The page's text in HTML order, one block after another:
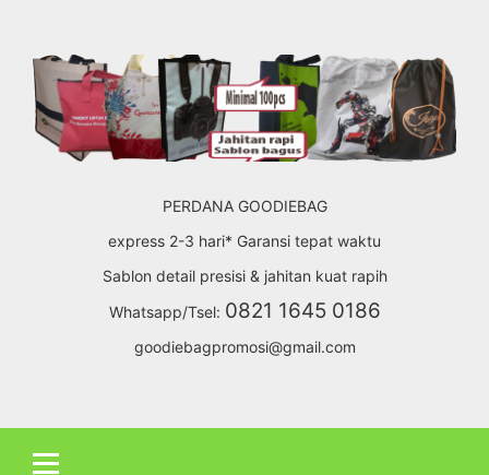
content
PERDANA GOODIEBAG
express 2-3 hari* Garansi tepat waktu
Sablon detail presisi & jahitan kuat rapih
Whatsapp/Tsel: 0821 1645 0186
goodiebagpromosi@gmail.com